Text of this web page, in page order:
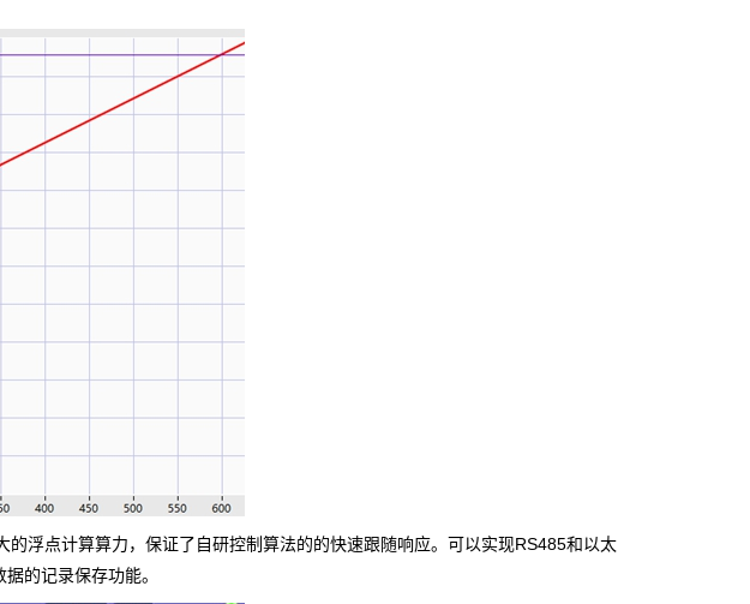
浮点计算算力，保证了自研控制算法的的快速跟随响应。可以实现RS485和以太
的记录保存功能。